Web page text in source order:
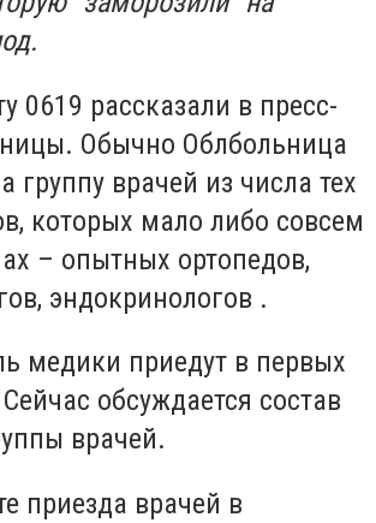
0619 рассказали в пресс-
Обычно Облбольница
группу врачей из числа тех
которых мало либо совсем
– опытных ортопедов,
эндокринологов .
медики приедут в первых
обсуждается состав
врачей.
приезда врачей в